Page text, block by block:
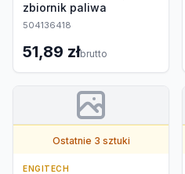
zbiornik paliwa
504136418
51,89 złbrutto
Ostatnie 3 sztuki
ENGITECH